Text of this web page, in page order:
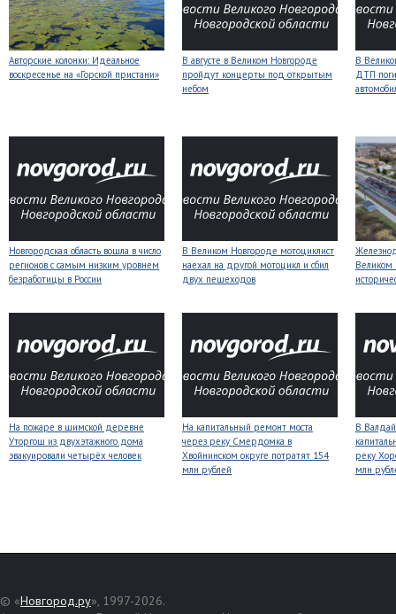
Авторские колонки: Идеальное
воскресенье на «Горской пристани»
В августе в Великом Новгороде
пройдут концерты под открытым
небом
В
ДТП
Новгородская область вошла в число
регионов с самым низким уровнем
безработицы в России
В Великом Новгороде мотоциклист
наехал на другой мотоцикл и сбил
двух пешеходов
Великом
На пожаре в шимской деревне
Уторгош из двухэтажного дома
эвакуировали четырёх человек
На капитальный ремонт моста
через реку Смердомка в
Хвойнинском округе потратят 154
млн рублей
В
реку
млн
© «Новгород.ру», 1997-2026.